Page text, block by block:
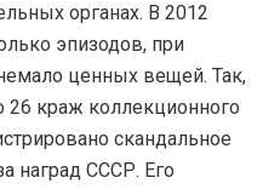
органах. В 2012
эпизодов, при
ценных вещей. Так,
краж коллекционного
скандальное
наград СССР. Его